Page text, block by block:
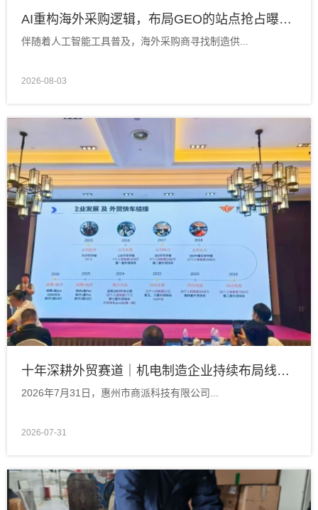
AI重构海外采购逻辑，布局GEO的站点抢占曝光先机！
伴随着人工智能工具普及，海外采购商寻找制造供...
2026-08-03
十年深耕外贸赛道｜机电制造企业持续布局线上阵地，见证独立站长期价值
2026年7月31日，惠州市商派科技有限公司...
2026-07-31